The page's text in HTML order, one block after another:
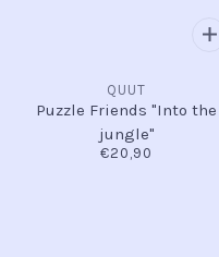
QUUT
Puzzle Friends "Into the
jungle"
€20,90